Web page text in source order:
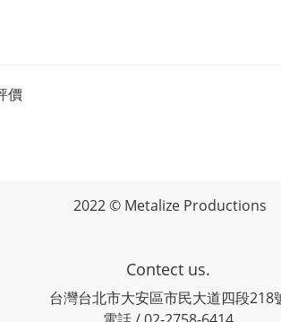
價
2022 © Metalize Productions
Contect us.
台灣台北市大安區市民大道四段218